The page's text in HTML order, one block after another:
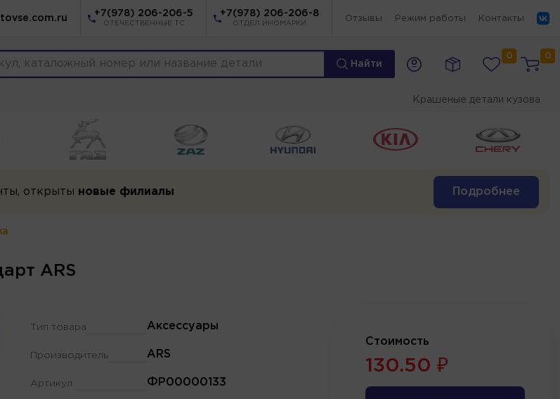
+7(978) 206-206-5
ОТЕЧЕСТВЕННЫЕ ТС
+7(978) 206-206-8
ОТДЕЛ ИНОМАРКИ
Отзывы Режим работы Контакты
Найти
0 0
Крашеные детали кузова
открыты новые филиалы Подробнее
ARS
Тип товара Аксессуары
Производитель ARS
Артикул ФР00000133
Стоимость
130.50 ₽